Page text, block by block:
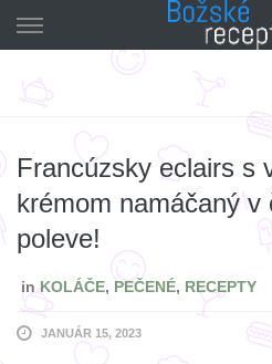
to
Francúzsky eclairs s
krémom namáčaný v
poleve!
in KOLÁČE, PEČENÉ, RECEPTY
JANUÁR 15, 2023